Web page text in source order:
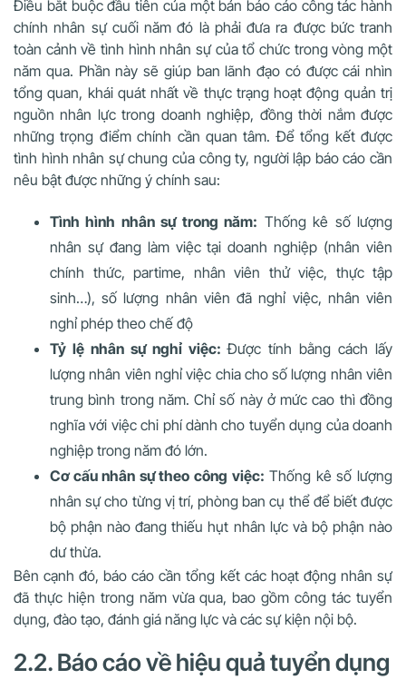
Điều bắt buộc đầu tiên của một bản báo cáo công tác hành
chính nhân sự cuối năm đó là phải đưa ra được bức tranh
toàn cảnh về tình hình nhân sự của tổ chức trong vòng một
năm qua. Phần này sẽ giúp ban lãnh đạo có được cái nhìn
tổng quan, khái quát nhất về thực trạng hoạt động quản trị
nguồn nhân lực trong doanh nghiệp, đồng thời nắm được
những trọng điểm chính cần quan tâm. Để tổng kết được
tình hình nhân sự chung của công ty, người lập báo cáo cần
nêu bật được những ý chính sau:
Tình hình nhân sự trong năm: Thống kê số lượng
nhân sự đang làm việc tại doanh nghiệp (nhân viên
chính thức, partime, nhân viên thử việc, thực tập
sinh…), số lượng nhân viên đã nghỉ việc, nhân viên
nghỉ phép theo chế độ
Tỷ lệ nhân sự nghỉ việc: Được tính bằng cách lấy
lượng nhân viên nghỉ việc chia cho số lượng nhân viên
trung bình trong năm. Chỉ số này ở mức cao thì đồng
nghĩa với việc chi phí dành cho tuyển dụng của doanh
nghiệp trong năm đó lớn.
Cơ cấu nhân sự theo công việc: Thống kê số lượng
nhân sự cho từng vị trí, phòng ban cụ thể để biết được
bộ phận nào đang thiếu hụt nhân lực và bộ phận nào
dư thừa.
Bên cạnh đó, báo cáo cần tổng kết các hoạt động nhân sự
đã thực hiện trong năm vừa qua, bao gồm công tác tuyển
dụng, đào tạo, đánh giá năng lực và các sự kiện nội bộ.
2.2. Báo cáo về hiệu quả tuyển dụng